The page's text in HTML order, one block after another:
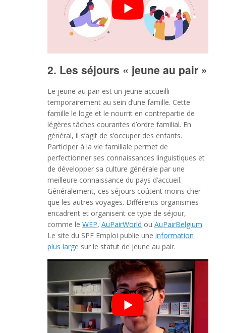
2. Les séjours « jeune au pair »
Le jeune au pair est un jeune accueilli
temporairement au sein d’une famille. Cette
famille le loge et le nourrit en contrepartie de
légères tâches courantes d’ordre familial. En
général, il s’agit de s’occuper des enfants.
Participer à la vie familiale permet de
perfectionner ses connaissances linguistiques et
de développer sa culture générale par une
meilleure connaissance du pays d’accueil.
Généralement, ces séjours coûtent moins cher
que les autres voyages. Différents organismes
encadrent et organisent ce type de séjour,
comme le WEP, AuPairWorld ou AuPairBelgium.
Le site du SPF Emploi publie une information
plus large sur le statut de jeune au pair.